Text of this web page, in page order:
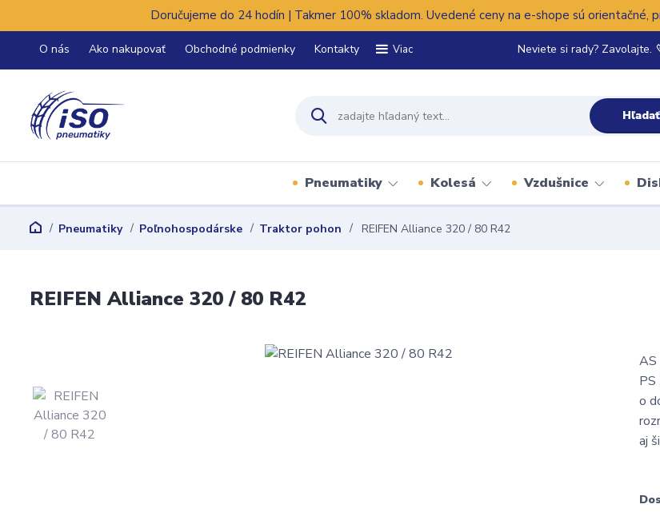
Doručujeme do 24 hodín | Takmer 100% skladom. Uvedené ceny na e-shope sú
O nás Ako nakupovať Obchodné podmienky Kontakty Viac
Hľadať
Neviete si rady? Zavolajte.
Pneumatiky Kolesá Vzdušnice
Pneumatiky Poľnohospodárske Traktor pohon REIFEN Alliance 320 / 80 R42
REIFEN Alliance 320 / 80 R42
AS
PS
o
aj